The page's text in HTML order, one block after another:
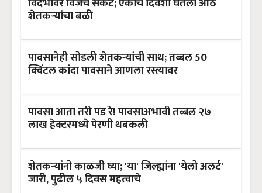
शेतकऱ्यांचा बळी
पावसानेही सोडली शेतकऱ्यांची साथ; तब्बल 50
क्विंटल कांदा पावसाने आणला रस्त्यावर
पावसा आता तरी पड रे! पावसाअभावी तब्बल २७
लाख हेक्टरमध्ये पेरणी थबकली
शेतकऱ्यांनो काळजी घ्या; 'या' जिल्ह्यांना 'येलो अलर्ट'
जारी, पुढील ५ दिवस महत्वाचे